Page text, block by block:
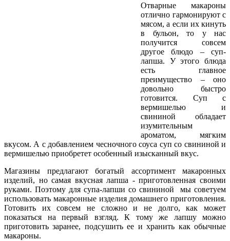
Отварные макароны
отлично гармонируют с
мясом, а если их кинуть
в бульон, то у нас
получится совсем
другое блюдо – суп-
лапша. У этого блюда
есть главное
преимущество – оно
довольно быстро
готовится. Суп с
вермишелью и
свининой обладает
изумительным
ароматом, мягким
вкусом. А с добавлением чесночного соуса суп со свининой и
вермишелью приобретет особенный изысканный вкус.
Магазины предлагают богатый ассортимент макаронных
изделий, но самая вкусная лапша - приготовленная своими
руками. Поэтому для супа-лапши со свининой мы советуем
использовать макаронные изделия домашнего приготовления.
Готовить их совсем не сложно и не долго, как может
показаться на первый взгляд. К тому же лапшу можно
приготовить заранее, подсушить ее и хранить как обычные
макароны.